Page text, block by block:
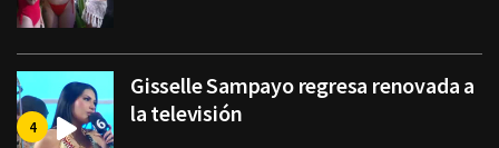
Gisselle Sampayo regresa renovada a
la televisión